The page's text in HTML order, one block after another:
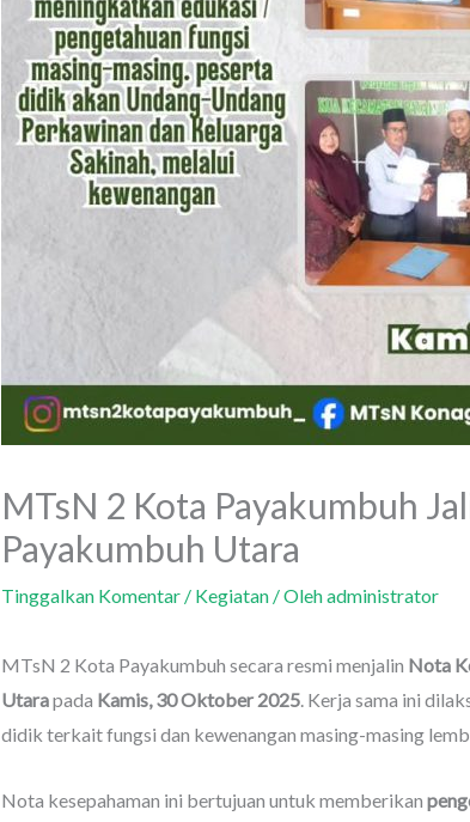
MTsN 2 Kota Payakumbuh
Payakumbuh Utara
Tinggalkan Komentar / Kegiatan/ Olehadministrator
MTsN 2 Kota Payakumbuh secara resmi menjalin Nota
Utarapada Kamis, 30 Oktober 2025. Kerja sama ini
didik terkait fungsi dan kewenangan masing-masing
Nota kesepahaman ini bertujuan untuk memberikan